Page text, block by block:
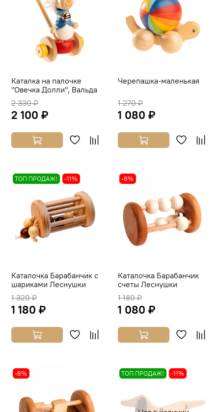
Каталка на палочке
"Овечка Долли", Вальда
2 330 ₽
2 100 ₽
Черепашка-маленькая
1 270 ₽
1 080 ₽
ТОП ПРОДАЖ! -11%
Каталочка Барабанчик с
шариками Леснушки
1 320 ₽
1 180 ₽
-8%
Каталочка Барабанчик
счеты Леснушки
1 180 ₽
1 080 ₽
-8% ТОП ПРОДАЖ! -11%